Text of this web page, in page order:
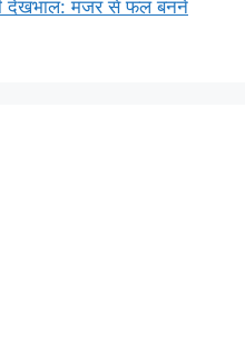
देखभाल: मंजर से फल बनने